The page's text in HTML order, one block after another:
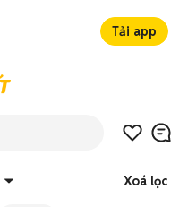
Tải app
Xoá lọc